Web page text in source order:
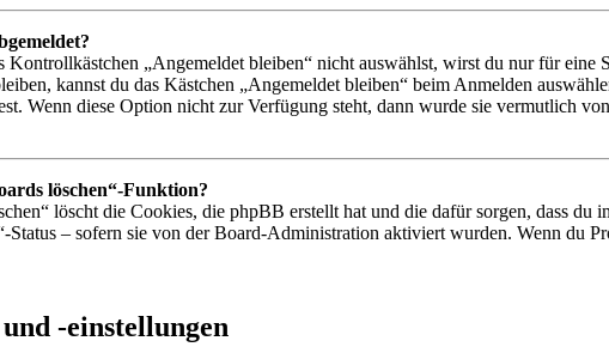
Kontrollkästchen „Angemeldet bleiben“ nicht auswählst, wirst du nur für
kannst du das Kästchen „Angemeldet bleiben“ beim Anmelden
Wenn diese Option nicht zur Verfügung steht, dann wurde sie vermutlich
löschen“-Funktion?
löscht die Cookies, die phpBB erstellt hat und die dafür sorgen, dass
Status – sofern sie von der Board-Administration aktiviert wurden. Wenn du
-einstellungen